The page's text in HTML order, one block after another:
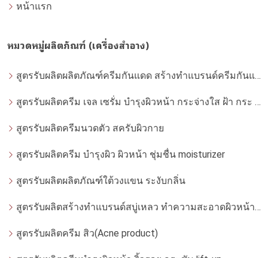
หน้าแรก
หมวดหมู่ผลิตภัณฑ์ (เครื่องสำอาง)
สูตรรับผลิตผลิตภัณฑ์ครีมกันแดด สร้างทำแบรนด์ครีมกันแดด โดยโรงงานผลิตที่ได้มาตรฐาน
สูตรรับผลิตครีม เจล เซรั่ม บำรุงผิวหน้า กระจ่างใส ฝ้า กระ จุดด่างดำ whitening
สูตรรับผลิตครีมนวดตัว สครับผิวกาย
สูตรรับผลิตครีม บำรุงผิว ผิวหน้า ชุ่มชื่น moisturizer
สูตรรับผลิตผลิตภัณฑ์ใต้วงแขน ระงับกลิ่น
สูตรรับผลิตสร้างทำแบรนด์สบู่เหลว ทำความสะอาดผิวหน้า โฟมล้างหน้า
สูตรรับผลิตครีม สิว(Acne product)